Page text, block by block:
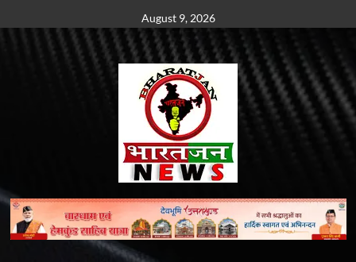
to
August 9, 2026